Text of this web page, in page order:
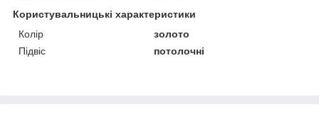
Користувальницькі характеристики
Колір
золото
Підвіс
потолочні